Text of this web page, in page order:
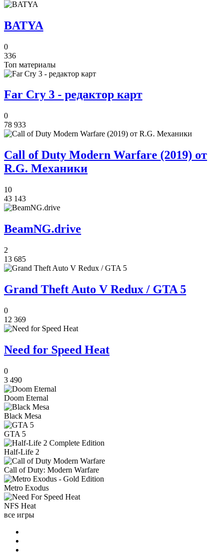
BATYA
0
336
Топ материалы
Far Cry 3 - редактор карт
0
78 933
Call of Duty Modern Warfare (2019) от
R.G. Механики
10
43 143
BeamNG.drive
2
13 685
Grand Theft Auto V Redux / GTA 5
0
12 369
Need for Speed Heat
0
3 490
Doom Eternal
Black Mesa
GTA 5
Half-Life 2
Call of Duty: Modern Warfare
Metro Exodus
NFS Heat
все игры